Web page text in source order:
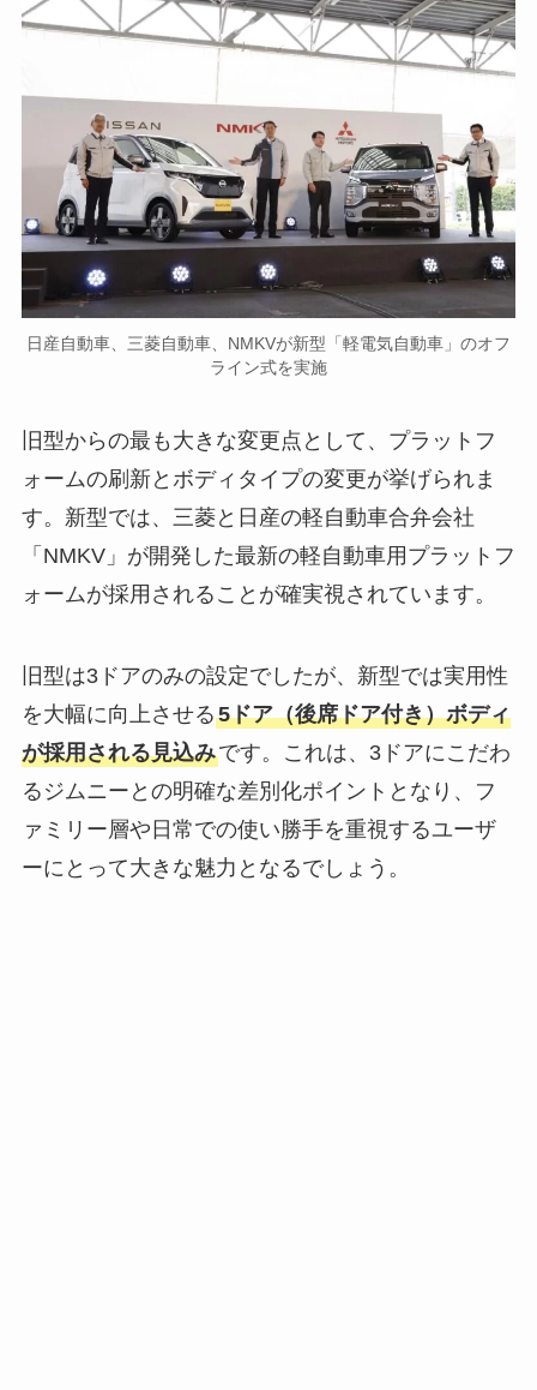
日産自動車、三菱自動車、NMKVが新型「軽電気自動車」のオフ
ライン式を実施
旧型からの最も大きな変更点として、プラットフ
ォームの刷新とボディタイプの変更が挙げられま
す。新型では、三菱と日産の軽自動車合弁会社
「NMKV」が開発した最新の軽自動車用プラットフ
ォームが採用されることが確実視されています。
旧型は3ドアのみの設定でしたが、新型では実用性
を大幅に向上させる5ドア（後席ドア付き）ボディ
が採用される見込みです。これは、3ドアにこだわ
るジムニーとの明確な差別化ポイントとなり、フ
ァミリー層や日常での使い勝手を重視するユーザ
ーにとって大きな魅力となるでしょう。